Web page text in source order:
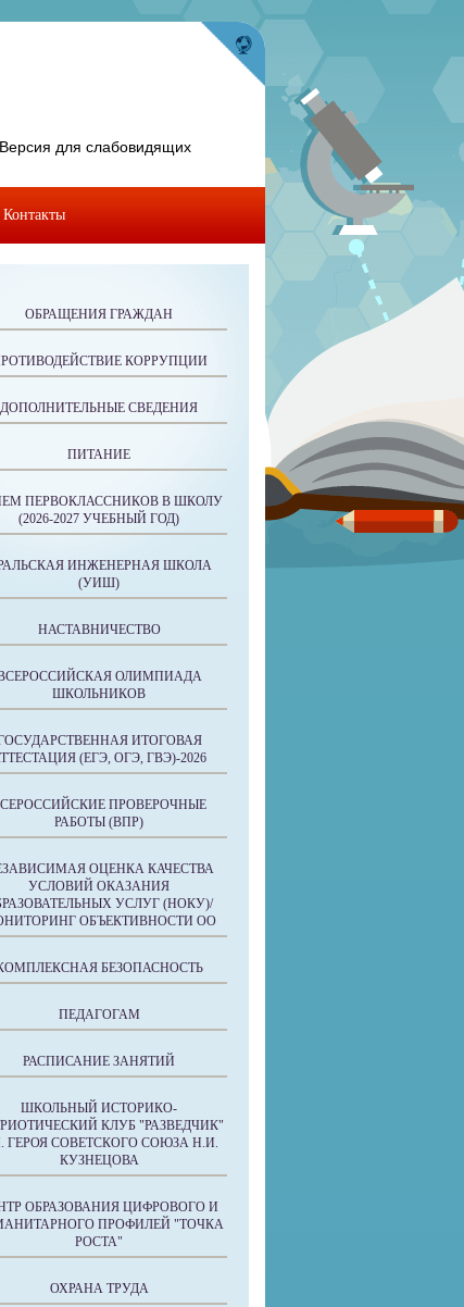
ОБРАЩЕНИЯ ГРАЖДАН
КОРРУПЦИИ
ДОПОЛНИТЕЛЬНЫЕ СВЕДЕНИЯ
ПИТАНИЕ
ПЕРВОКЛАССНИКОВ В ШКОЛУ
(2026-2027 УЧЕБНЫЙ ГОД)
ИНЖЕНЕРНАЯ ШКОЛА
(УИШ)
НАСТАВНИЧЕСТВО
ОЛИМПИАДА
ШКОЛЬНИКОВ
ИТОГОВАЯ
(ЕГЭ, ОГЭ, ГВЭ)-2026
ПРОВЕРОЧНЫЕ
РАБОТЫ (ВПР)
ОЦЕНКА КАЧЕСТВА
УСЛОВИЙ ОКАЗАНИЯ
УСЛУГ (НОКУ)/
ОБЪЕКТИВНОСТИ ОО
БЕЗОПАСНОСТЬ
ПЕДАГОГАМ
РАСПИСАНИЕ ЗАНЯТИЙ
ШКОЛЬНЫЙ ИСТОРИКО-
КЛУБ "РАЗВЕДЧИК"
ГЕРОЯ СОВЕТСКОГО СОЮЗА Н.И.
КУЗНЕЦОВА
ОБРАЗОВАНИЯ ЦИФРОВОГО И
ПРОФИЛЕЙ "ТОЧКА
РОСТА"
ОХРАНА ТРУДА
Версия для слабовидящих
Контакты